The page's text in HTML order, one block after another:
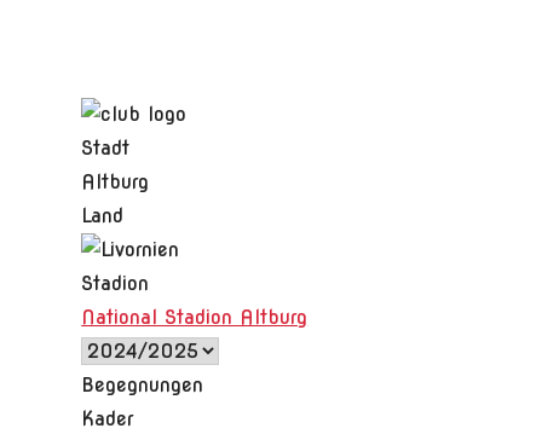
Stadt
Altburg
Land
Stadion
National Stadion Altburg
Begegnungen
Kader